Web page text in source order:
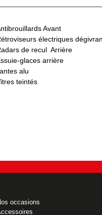
Avant
électriques
de recul Arrière
glaces arrière
alu
teintés
occasions